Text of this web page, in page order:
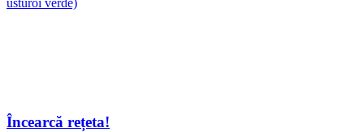
Încearcă rețeta!